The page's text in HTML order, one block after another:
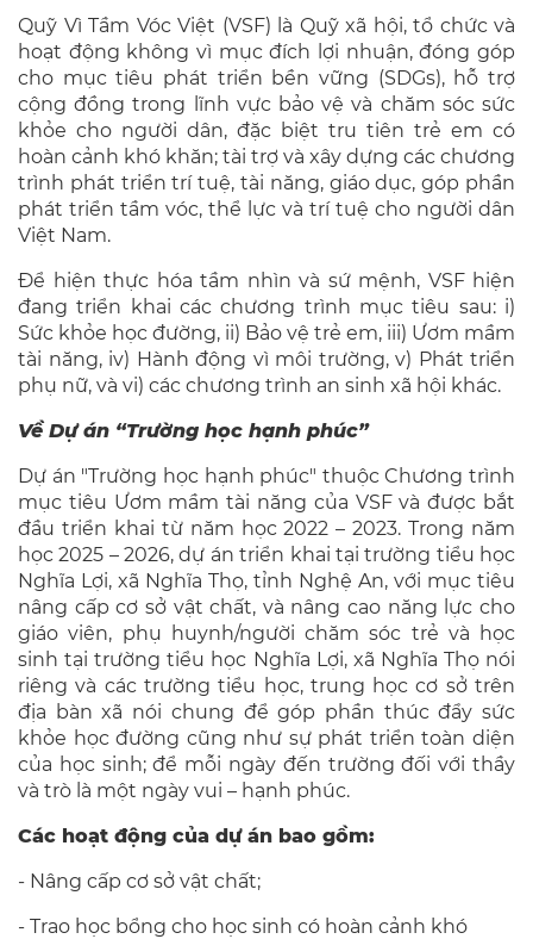
Quỹ Vì Tầm Vóc Việt (VSF) là Quỹ xã hội, tổ chức và
hoạt động không vì mục đích lợi nhuận, đóng góp
cho mục tiêu phát triển bền vững (SDGs), hỗ trợ
cộng đồng trong lĩnh vực bảo vệ và chăm sóc sức
khỏe cho người dân, đặc biệt tru tiên trẻ em có
hoàn cảnh khó khăn; tài trợ và xây dựng các chương
trình phát triển trí tuệ, tài năng, giáo dục, góp phần
phát triển tầm vóc, thể lực và trí tuệ cho người dân
Việt Nam.
Để hiện thực hóa tầm nhìn và sứ mệnh, VSF hiện
đang triển khai các chương trình mục tiêu sau: i)
Sức khỏe học đường, ii) Bảo vệ trẻ em, iii) Ươm mầm
tài năng, iv) Hành động vì môi trường, v) Phát triển
phụ nữ, và vi) các chương trình an sinh xã hội khác.
Về Dự án “Trường học hạnh phúc”
Dự án "Trường học hạnh phúc" thuộc Chương trình
mục tiêu Ươm mầm tài năng của VSF và được bắt
đầu triển khai từ năm học 2022 – 2023. Trong năm
học 2025 – 2026, dự án triển khai tại trường tiểu học
Nghĩa Lợi, xã Nghĩa Thọ, tỉnh Nghệ An, với mục tiêu
nâng cấp cơ sở vật chất, và nâng cao năng lực cho
giáo viên, phụ huynh/người chăm sóc trẻ và học
sinh tại trường tiểu học Nghĩa Lợi, xã Nghĩa Thọ nói
riêng và các trường tiểu học, trung học cơ sở trên
địa bàn xã nói chung để góp phần thúc đẩy sức
khỏe học đường cũng như sự phát triển toàn diện
của học sinh; để mỗi ngày đến trường đối với thầy
và trò là một ngày vui – hạnh phúc.
Các hoạt động của dự án bao gồm:
- Nâng cấp cơ sở vật chất;
- Trao học bổng cho học sinh có hoàn cảnh khó